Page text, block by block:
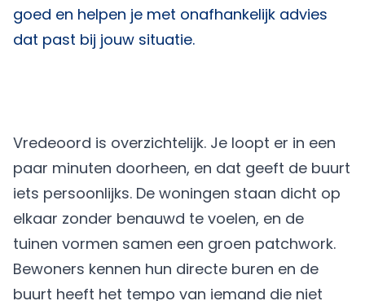
goed en helpen je met onafhankelijk advies
dat past bij jouw situatie.
Vredeoord is overzichtelijk. Je loopt er in een
paar minuten doorheen, en dat geeft de buurt
iets persoonlijks. De woningen staan dicht op
elkaar zonder benauwd te voelen, en de
tuinen vormen samen een groen patchwork.
Bewoners kennen hun directe buren en de
buurt heeft het tempo van iemand die niet